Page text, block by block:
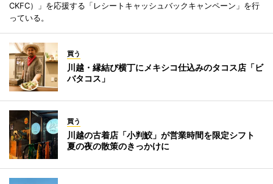
CKFC）」を応援する「レシートキャッシュバックキャンペーン」を行
っている。
買う
川越・縁結び横丁にメキシコ仕込みのタコス店「ビ
バタコス」
買う
川越の古着店「小判鮫」が営業時間を限定シフト
夏の夜の散策のきっかけに